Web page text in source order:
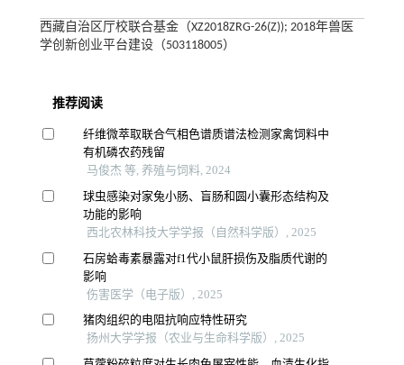
西藏自治区厅校联合基金（XZ2018ZRG-26(Z)); 2018年兽医
学创新创业平台建设（503118005）